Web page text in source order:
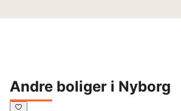
Andre boliger i Nyborg